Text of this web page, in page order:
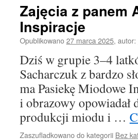
Zajęcia z panem
Inspiracje
Opublikowano27 marca 2025, autor:
Dziś w grupie 3–4
Sacharczuk z bardzo
ma Pasiekę Miodowe
i obrazowy opowiadał
produkcji miodu i …
Zaszufladkowano do kategorii Bez